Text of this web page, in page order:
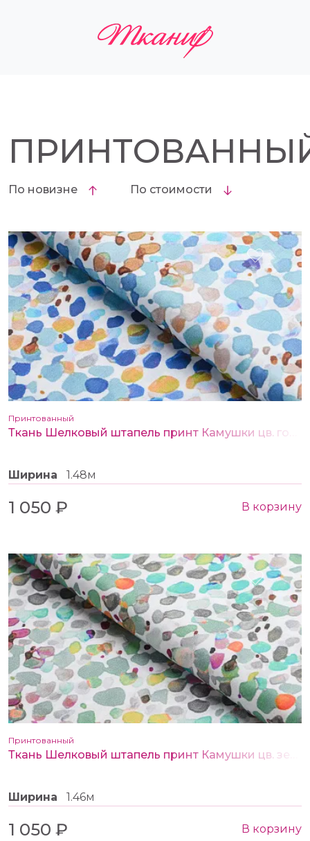
По новизне По стоимости
Принтованный
Ширина 1.48м
1 050 ₽ В корзину
Принтованный
Ширина 1.46м
1 050 ₽ В корзину